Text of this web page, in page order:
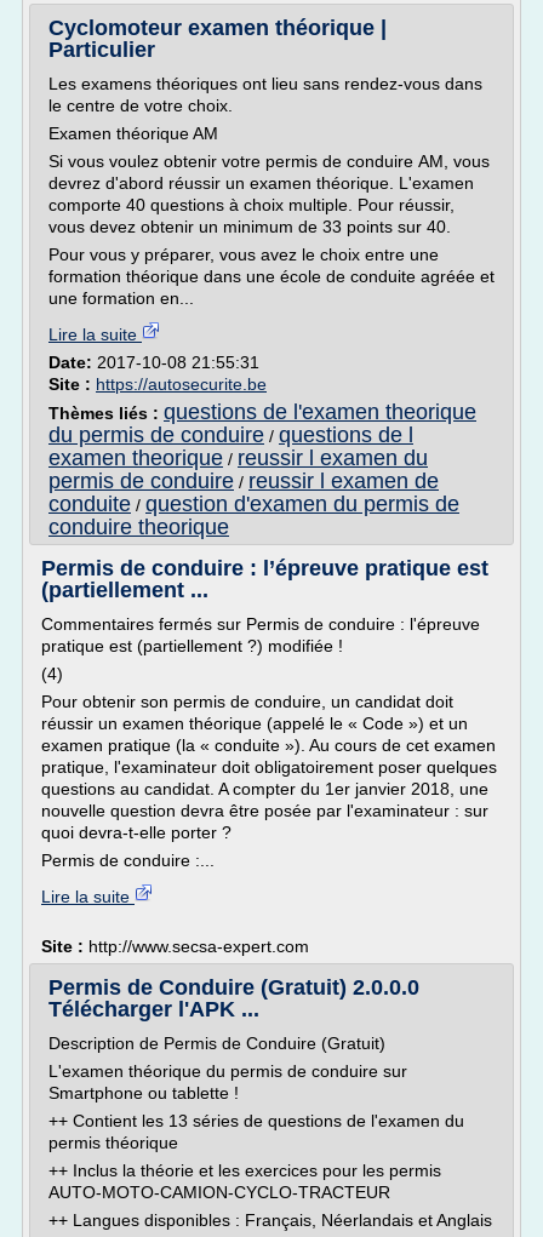
Cyclomoteur examen théorique |
Particulier
Les examens théoriques ont lieu sans rendez-vous dans
le centre de votre choix.
Examen théorique AM
Si vous voulez obtenir votre permis de conduire AM, vous
devrez d'abord réussir un examen théorique. L'examen
comporte 40 questions à choix multiple. Pour réussir,
vous devez obtenir un minimum de 33 points sur 40.
Pour vous y préparer, vous avez le choix entre une
formation théorique dans une école de conduite agréée et
une formation en...
Lire la suite
Date: 2017-10-08 21:55:31
Site : https://autosecurite.be
Thèmes liés : questions de l'examen theorique
du permis de conduire / questions de l
examen theorique / reussir l examen du
permis de conduire / reussir l examen de
conduite / question d'examen du permis de
conduire theorique
Permis de conduire : l’épreuve pratique est
(partiellement ...
Commentaires fermés sur Permis de conduire : l'épreuve
pratique est (partiellement ?) modifiée !
(4)
Pour obtenir son permis de conduire, un candidat doit
réussir un examen théorique (appelé le « Code ») et un
examen pratique (la « conduite »). Au cours de cet examen
pratique, l'examinateur doit obligatoirement poser quelques
questions au candidat. A compter du 1er janvier 2018, une
nouvelle question devra être posée par l'examinateur : sur
quoi devra-t-elle porter ?
Permis de conduire :...
Lire la suite
Site : http://www.secsa-expert.com
Permis de Conduire (Gratuit) 2.0.0.0
Télécharger l'APK ...
Description de Permis de Conduire (Gratuit)
L'examen théorique du permis de conduire sur
Smartphone ou tablette !
++ Contient les 13 séries de questions de l'examen du
permis théorique
++ Inclus la théorie et les exercices pour les permis
AUTO-MOTO-CAMION-CYCLO-TRACTEUR
++ Langues disponibles : Français, Néerlandais et Anglais